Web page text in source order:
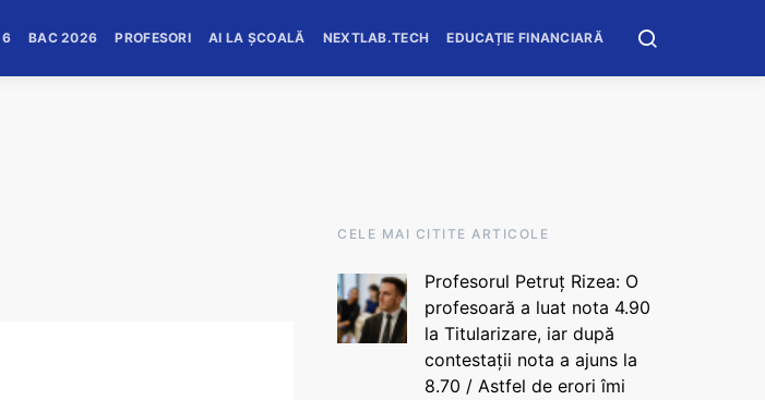
BAC 2026 PROFESORI AI LA ȘCOALĂ NEXTLAB.TECH EDUCAȚIE FINANCIARĂ
CELE MAI CITITE ARTICOLE
Profesorul Petruț Rizea: O
profesoară a luat nota 4.90
la Titularizare, iar după
contestații nota a ajuns la
8.70 / Astfel de erori îmi